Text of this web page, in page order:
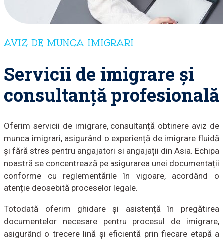
AVIZ DE MUNCA IMIGRARI
Servicii de imigrare și
consultanță profesională
Oferim servicii de imigrare, consultanță obtinere aviz de
munca imigrari, asigurând o experiență de imigrare fluidă
și fără stres pentru angajatori si angajații din Asia. Echipa
noastră se concentrează pe asigurarea unei documentații
conforme cu reglementările în vigoare, acordând o
atenție deosebită proceselor legale.
Totodată oferim ghidare și asistență în pregătirea
documentelor necesare pentru procesul de imigrare,
asigurând o trecere lină și eficientă prin fiecare etapă a